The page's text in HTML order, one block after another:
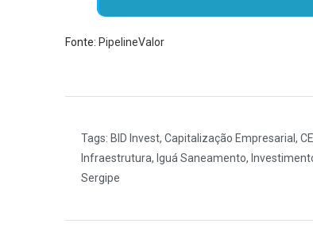
Fonte: PipelineValor
Tags: BID Invest, Capitalização Empresarial ,
Infraestrutura, Iguá Saneamento,
Sergipe